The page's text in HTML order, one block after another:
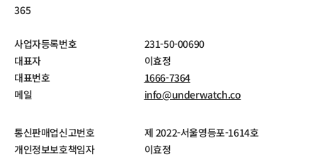
365
사업자등록번호
대표자
대표번호
메일
231-50-00690
이효정
1666-7364
info@underwatch.co
통신판매업신고번호
개인정보보호책임자
제 2022-서울영등포-1614호
이효정